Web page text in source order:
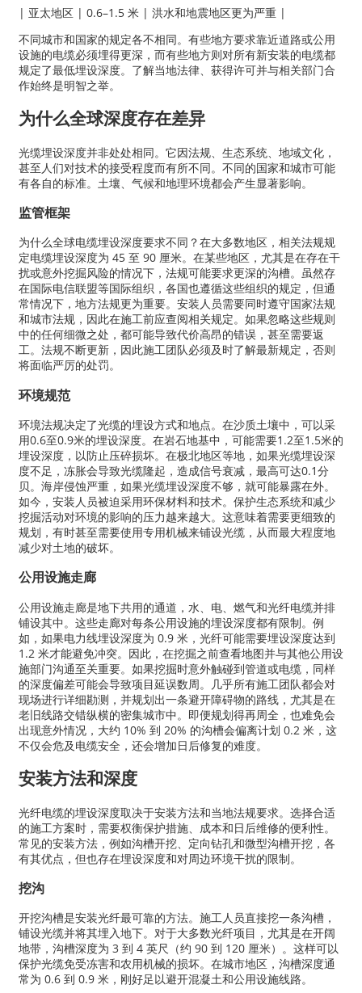
| 亚太地区 | 0.6–1.5 米 | 洪水和地震地区更为严重 |
不同城市和国家的规定各不相同。有些地方要求靠近道路或公用
设施的电缆必须埋得更深，而有些地方则对所有新安装的电缆都
规定了最低埋设深度。了解当地法律、获得许可并与相关部门合
作始终是明智之举。
为什么全球深度存在差异
光缆埋设深度并非处处相同。它因法规、生态系统、地域文化，
甚至人们对技术的接受程度而有所不同。不同的国家和城市可能
有各自的标准。土壤、气候和地理环境都会产生显著影响。
监管框架
为什么全球电缆埋设深度要求不同？在大多数地区，相关法规规
定电缆埋设深度为 45 至 90 厘米。在某些地区，尤其是在存在干
扰或意外挖掘风险的情况下，法规可能要求更深的沟槽。虽然存
在国际电信联盟等国际组织，各国也遵循这些组织的规定，但通
常情况下，地方法规更为重要。安装人员需要同时遵守国家法规
和城市法规，因此在施工前应查阅相关规定。如果忽略这些规则
中的任何细微之处，都可能导致代价高昂的错误，甚至需要返
工。法规不断更新，因此施工团队必须及时了解最新规定，否则
将面临严厉的处罚。
环境规范
环境法规决定了光缆的埋设方式和地点。在沙质土壤中，可以采
用0.6至0.9米的埋设深度。在岩石地基中，可能需要1.2至1.5米的
埋设深度，以防止压碎损坏。在极北地区等地，如果光缆埋设深
度不足，冻胀会导致光缆隆起，造成信号衰减，最高可达0.1分
贝。海岸侵蚀严重，如果光缆埋设深度不够，就可能暴露在外。
如今，安装人员被迫采用环保材料和技术。保护生态系统和减少
挖掘活动对环境的影响的压力越来越大。这意味着需要更细致的
规划，有时甚至需要使用专用机械来铺设光缆，从而最大程度地
减少对土地的破坏。
公用设施走廊
公用设施走廊是地下共用的通道，水、电、燃气和光纤电缆并排
铺设其中。这些走廊对每条公用设施的埋设深度都有限制。例
如，如果电力线埋设深度为 0.9 米，光纤可能需要埋设深度达到
1.2 米才能避免冲突。因此，在挖掘之前查看地图并与其他公用设
施部门沟通至关重要。如果挖掘时意外触碰到管道或电缆，同样
的深度偏差可能会导致项目延误数周。几乎所有施工团队都会对
现场进行详细勘测，并规划出一条避开障碍物的路线，尤其是在
老旧线路交错纵横的密集城市中。即便规划得再周全，也难免会
出现意外情况，大约 10% 到 20% 的沟槽会偏离计划 0.2 米，这
不仅会危及电缆安全，还会增加日后修复的难度。
安装方法和深度
光纤电缆的埋设深度取决于安装方法和当地法规要求。选择合适
的施工方案时，需要权衡保护措施、成本和日后维修的便利性。
常见的安装方法，例如沟槽开挖、定向钻孔和微型沟槽开挖，各
有其优点，但也存在埋设深度和对周边环境干扰的限制。
挖沟
开挖沟槽是安装光纤最可靠的方法。施工人员直接挖一条沟槽，
铺设光缆并将其埋入地下。对于大多数光纤项目，尤其是在开阔
地带，沟槽深度为 3 到 4 英尺（约 90 到 120 厘米）。这样可以
保护光缆免受冻害和农用机械的损坏。在城市地区，沟槽深度通
常为 0.6 到 0.9 米，刚好足以避开混凝土和公用设施线路。